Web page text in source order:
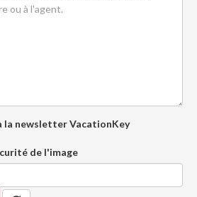
la newsletter VacationKey
de l'image